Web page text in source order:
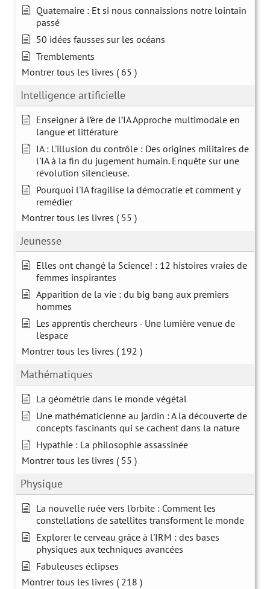
Quaternaire : Et si nous connaissions notre lointain
passé
50 idées fausses sur les océans
Tremblements
Montrer tous les livres ( 65 )
Intelligence artificielle
Enseigner à l’ère de l’IA Approche multimodale en
langue et littérature
IA : L'illusion du contrôle : Des origines militaires de
l'IA à la fin du jugement humain. Enquête sur une
révolution silencieuse.
Pourquoi l'IA fragilise la démocratie et comment y
remédier
Montrer tous les livres ( 55 )
Jeunesse
Elles ont changé la Science! : 12 histoires vraies de
femmes inspirantes
Apparition de la vie : du big bang aux premiers
hommes
Les apprentis chercheurs - Une lumière venue de
l'espace
Montrer tous les livres ( 192 )
Mathématiques
La géométrie dans le monde végétal
Une mathématicienne au jardin : A la découverte de
concepts fascinants qui se cachent dans la nature
Hypathie : La philosophie assassinée
Montrer tous les livres ( 55 )
Physique
La nouvelle ruée vers l’orbite : Comment les
constellations de satellites transforment le monde
Explorer le cerveau grâce à l'IRM : des bases
physiques aux techniques avancées
Fabuleuses éclipses
Montrer tous les livres ( 218 )